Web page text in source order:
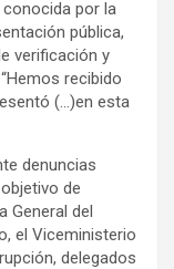
por la
pública,
verificación y
recibido
(…)en esta
denuncias
de
General del
el Viceministerio
delegados